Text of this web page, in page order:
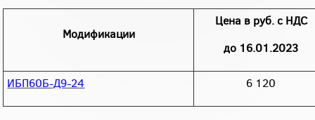
Модификации
Цена в руб. с НДС
до 16.01.2023
ИБП60Б-Д9-24 6 120